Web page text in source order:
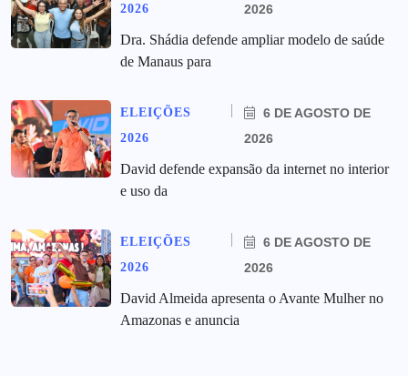
2026
2026
Dra. Shádia defende ampliar modelo de saúde
de Manaus para
ELEIÇÕES
2026
6 DE AGOSTO DE
2026
David defende expansão da internet no interior
e uso da
ELEIÇÕES
2026
6 DE AGOSTO DE
2026
David Almeida apresenta o Avante Mulher no
Amazonas e anuncia